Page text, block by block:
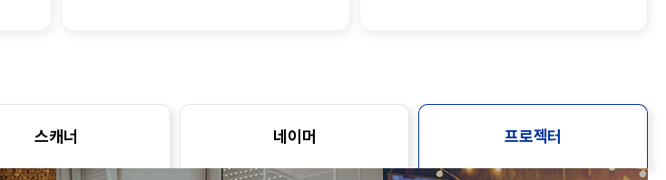
스캐너 네이머 프로젝터